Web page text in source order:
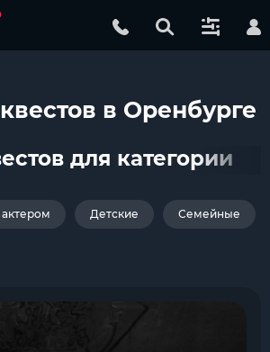
в Оренбурге
для категории
Детские Семейные